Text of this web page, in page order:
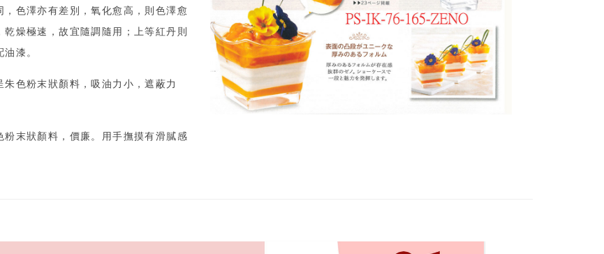
色澤亦有差別，氧化愈高，則色澤愈
燥極速，故宜隨調隨用；上等紅丹則
漆。
色粉末狀顏料，吸油力小，遮蔽力
末狀顏料，價廉。用手撫摸有滑膩感